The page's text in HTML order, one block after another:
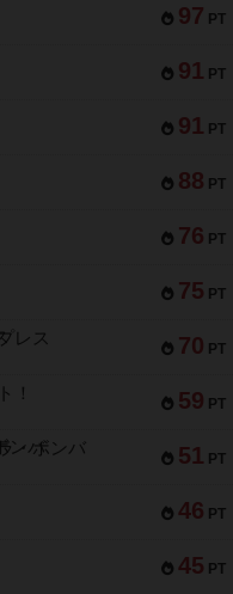
97 PT
91 PT
91 PT
88 PT
76 PT
75 PT
70 PT
レス
59 PT
！
51 PT
・ボンバ
46 PT
45 PT